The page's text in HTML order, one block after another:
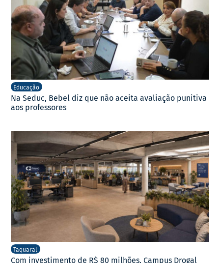
Educação
Na Seduc, Bebel diz que não aceita avaliação punitiva
aos professores
Taquaral
Com investimento de R$ 80 milhões, Campus Drogal